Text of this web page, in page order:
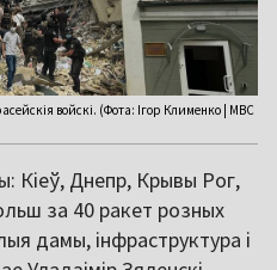
войскі. (Фота: Ігор Клименко | МВС
Кіеў, Днепр, Крывы Рог,
за 40 ракет розных
дамы, інфраструктура і